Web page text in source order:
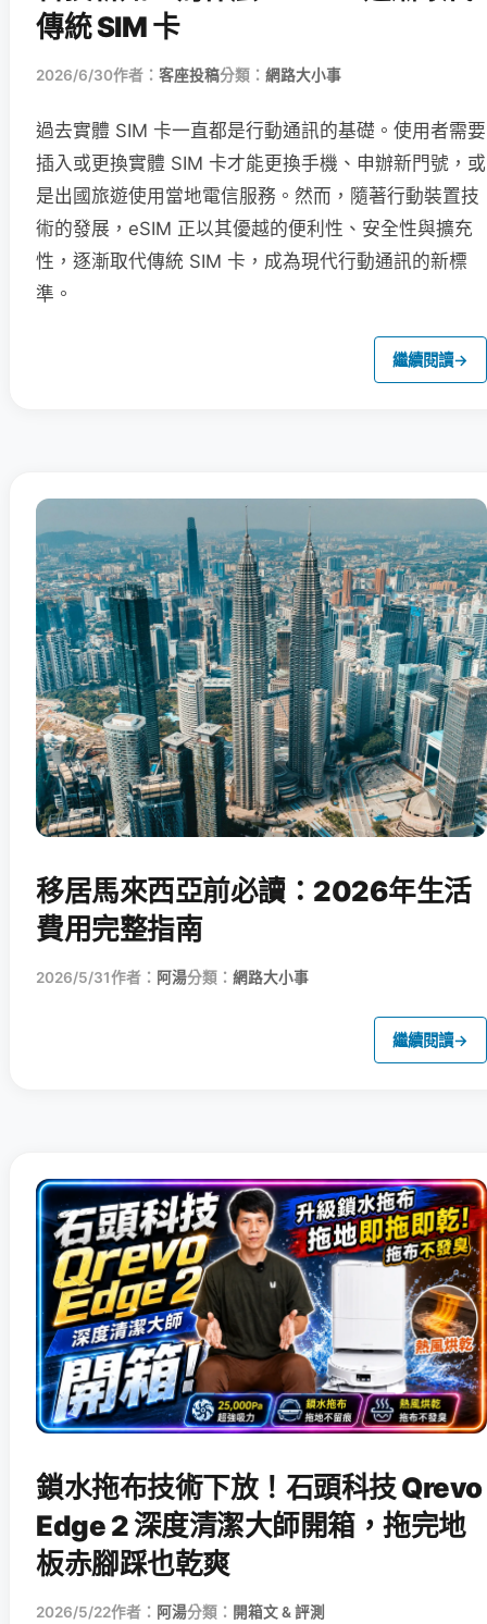
傳統 SIM 卡
2026/6/30作者： 客座投稿分類： 網路大小事
過去實體 SIM 卡一直都是行動通訊的基礎。使用者需要
插入或更換實體 SIM 卡才能更換手機、申辦新門號，或
是出國旅遊使用當地電信服務。然而，隨著行動裝置技
術的發展，eSIM 正以其優越的便利性、安全性與擴充
性，逐漸取代傳統 SIM 卡，成為現代行動通訊的新標
準。
繼續閱讀→
移居馬來西亞前必讀：2026年生活
費用完整指南
2026/5/31作者： 阿湯分類： 網路大小事
繼續閱讀→
鎖水拖布技術下放！石頭科技 Qrevo
Edge 2 深度清潔大師開箱，拖完地
板赤腳踩也乾爽
2026/5/22作者： 阿湯分類： 開箱文 & 評測